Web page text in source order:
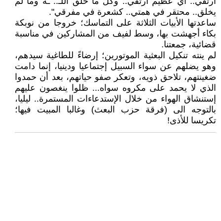
يخلق.. محتقر في همتي.. كشعرة في مفرقي".
ساعدتها الأبيات الثلاثة على التماسك؛ خروجا من نوبكة
بكاء أجهشت بها، وسط لفيف من المشاركين في مناسبة
قضائية، جمعتنا.
لم ينته تنكيل البعثية الموتورين؛ إرضاءً للطاغية سيدهم،
وهو يضلهم عن سواء السبيل إجتماعيا ودينيا، إنما دامت
ضغينتهم، تلاحق ذويه، وتعكر صفو حياتهم، بعد أن حمدوا
الذي لا يحمد على مكروه سواه... ظلوا ينغصون عليهم
إستنشاق الهواء من خلال الإستدعاءات المستمرة.. ليليا،
بالتوجه الى (فرقة حزب البعث) وغالبا المبيت فيها؛
تكريسا للأذى!